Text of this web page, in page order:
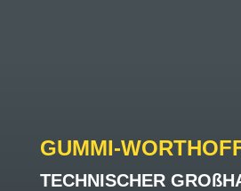
GUMMI-
TECHNISCHER